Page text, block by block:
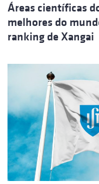
Áreas científicas
melhores do
ranking de Xangai